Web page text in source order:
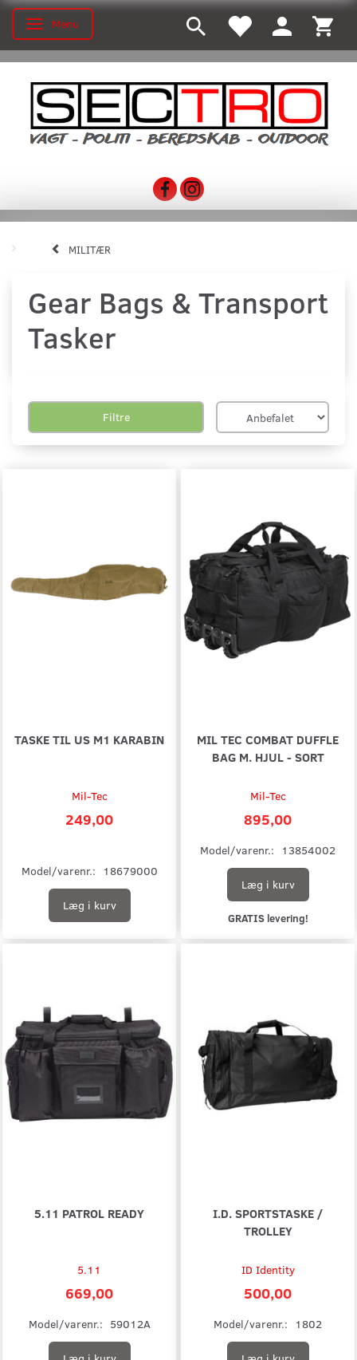
Skifte navigation
Menu
MILITÆR
Gear Bags & Transport
Tasker
Filtre
TASKE TIL US M1 KARABIN
Mil-Tec
249,00
Model/varenr.: 18679000
Læg i kurv
MIL TEC COMBAT DUFFLE
BAG M. HJUL - SORT
Mil-Tec
895,00
Model/varenr.: 13854002
Læg i kurv
GRATIS levering!
5.11 PATROL READY
5.11
669,00
Model/varenr.: 59012A
I.D. SPORTSTASKE /
TROLLEY
ID Identity
500,00
Model/varenr.: 1802